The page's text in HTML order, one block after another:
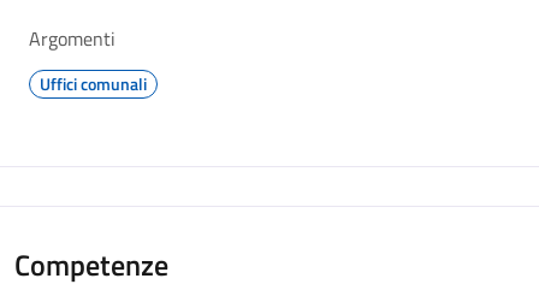
Argomenti
Uffici comunali
Competenze